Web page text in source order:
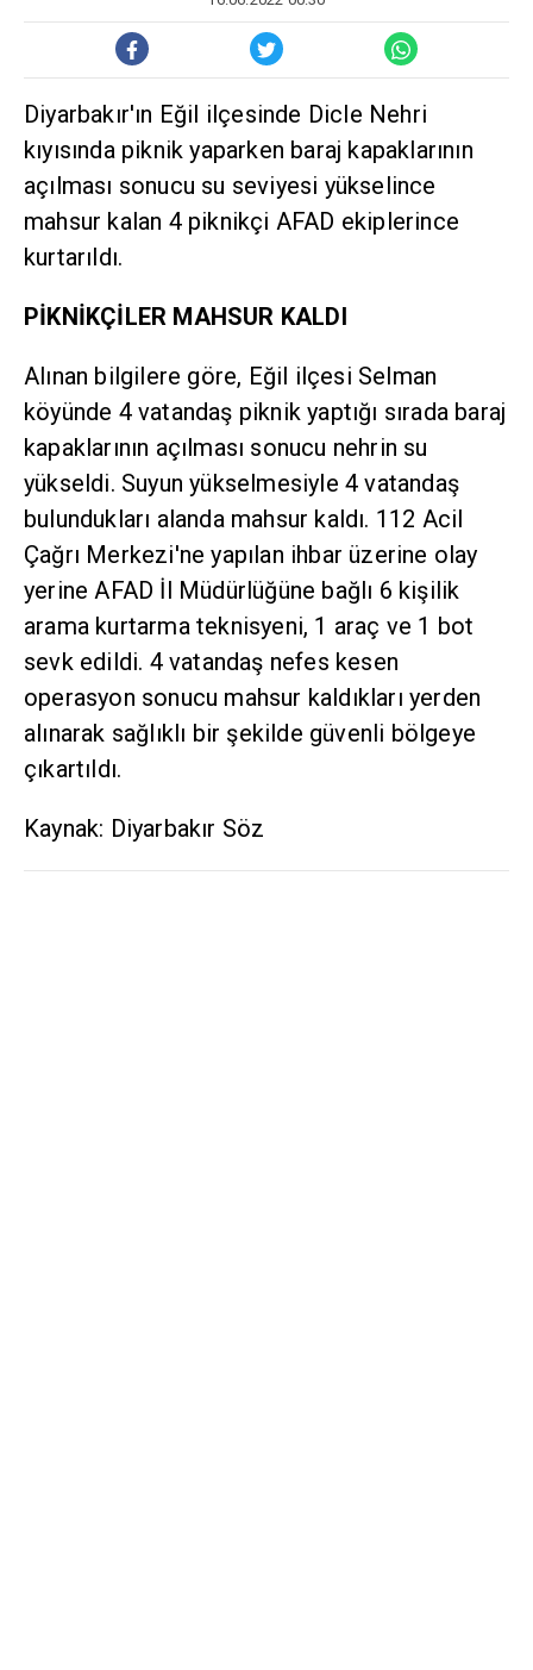
Diyarbakır'ın Eğil ilçesinde Dicle Nehri
kıyısında piknik yaparken baraj kapaklarının
açılması sonucu su seviyesi yükselince
mahsur kalan 4 piknikçi AFAD ekiplerince
kurtarıldı.
PİKNİKÇİLER MAHSUR KALDI
Alınan bilgilere göre, Eğil ilçesi Selman
köyünde 4 vatandaş piknik yaptığı sırada baraj
kapaklarının açılması sonucu nehrin su
yükseldi. Suyun yükselmesiyle 4 vatandaş
bulundukları alanda mahsur kaldı. 112 Acil
Çağrı Merkezi'ne yapılan ihbar üzerine olay
yerine AFAD İl Müdürlüğüne bağlı 6 kişilik
arama kurtarma teknisyeni, 1 araç ve 1 bot
sevk edildi. 4 vatandaş nefes kesen
operasyon sonucu mahsur kaldıkları yerden
alınarak sağlıklı bir şekilde güvenli bölgeye
çıkartıldı.
Kaynak: Diyarbakır Söz